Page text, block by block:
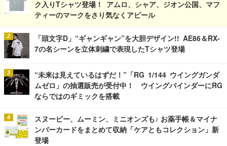
ク入りTシャツ登場！ アムロ、シャア、ジオン公国、マフ
ティーのマークをさり気なくアピール
「頭文字D」“ギャンギャン”を大胆デザイン!! AE86＆RX-
7の名シーンを立体刺繍で表現したTシャツ登場
“未来は見えているはずだ！”「RG 1/144 ウイングガンダ
ムゼロ」の抽選販売が受付中！ ウイングバインダーにRG
ならではのギミックを搭載
スヌーピー、ムーミン、ミニオンズも♪ お薬手帳＆マイナ
ンバーカードをまとめて収納「ケアともコレクション」新
登場